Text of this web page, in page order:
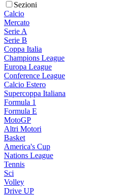
Sezioni
Calcio
Mercato
Serie A
Serie B
Coppa Italia
Champions League
Europa League
Conference League
Calcio Estero
Supercoppa Italiana
Formula 1
Formula E
MotoGP
Altri Motori
Basket
America's Cup
Nations League
Tennis
Sci
Volley
Drive UP